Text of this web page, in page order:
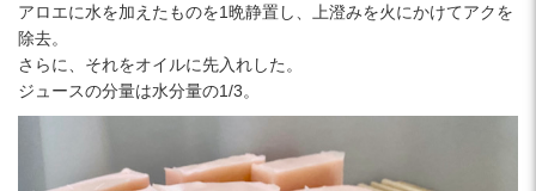
アロエに水を加えたものを1晩静置し、上澄みを火にかけてアクを
除去。
さらに、それをオイルに先入れした。
ジュースの分量は水分量の1/3。